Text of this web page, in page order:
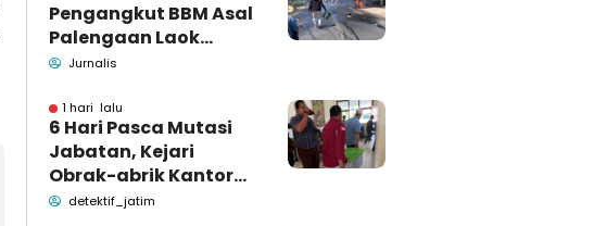
Pengangkut BBM Asal
Palengaan Laok
Pamekasan
Jurnalis
1 hari lalu
6 Hari Pasca Mutasi
Jabatan, Kejari
Obrak-abrik Kantor
OPD Pemkab
detektif_jatim